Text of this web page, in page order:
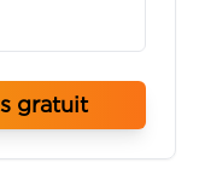
gratuit